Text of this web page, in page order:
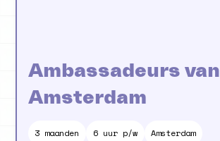
Ambassadeurs van
Amsterdam
3 maanden 6 uur p/w Amsterdam